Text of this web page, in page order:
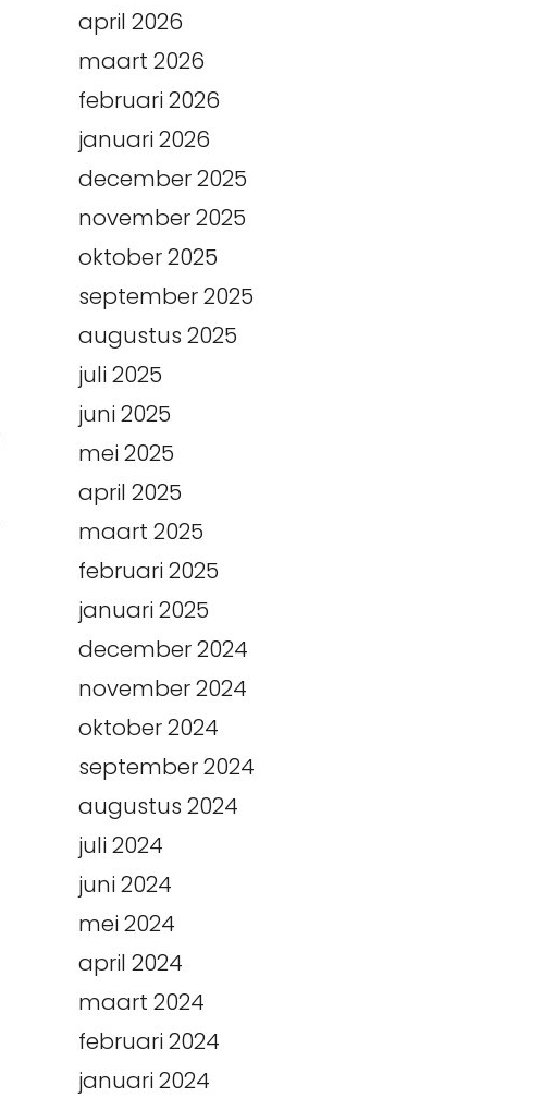
april 2026
maart 2026
februari 2026
januari 2026
december 2025
november 2025
oktober 2025
september 2025
augustus 2025
juli 2025
juni 2025
mei 2025
april 2025
maart 2025
februari 2025
januari 2025
december 2024
november 2024
oktober 2024
september 2024
augustus 2024
juli 2024
juni 2024
mei 2024
april 2024
maart 2024
februari 2024
januari 2024